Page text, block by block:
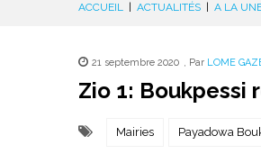
ACCUEIL ACTUALITÉS A LA
21 septembre 2020 , Par LOME
Zio 1: Boukpessi
Mairies Payadowa